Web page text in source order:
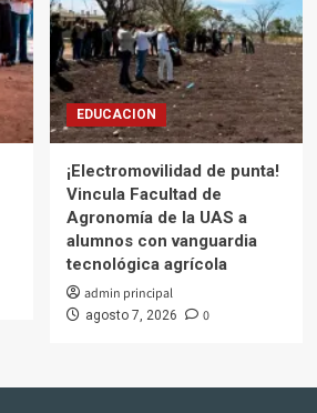
EDUCACION
¡Electromovilidad de punta!
Vincula Facultad de
Agronomía de la UAS a
alumnos con vanguardia
tecnológica agrícola
admin principal
agosto 7, 2026 0